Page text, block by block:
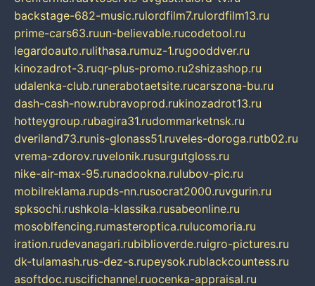
backstage-682-music.rulordfilm7.rulordfilm13.ru
prime-cars63.ruun-believable.rucodetool.ru
legardoauto.rulithasa.rumuz-1.rugooddver.ru
kinozadrot-3.ruqr-plus-promo.ru2shizashop.ru
udalenka-club.runerabotaetsite.rucarszona-bu.ru
dash-cash-now.rubravoprod.rukinozadrot13.ru
hotteygroup.rubagira31.rudommarketnsk.ru
dveriland73.runis-glonass51.ruveles-doroga.rutb02.ru
vrema-zdorov.ruvelonik.rusurgutgloss.ru
nike-air-max-95.runadookna.rulubov-pic.ru
mobilreklama.rupds-nn.rusocrat2000.ruvgurin.ru
spksochi.rushkola-klassika.rusabeonline.ru
mosoblfencing.rumasteroptica.rulucomoria.ru
iration.rudevanagari.rubiblioverde.ruigro-pictures.ru
dk-tulamash.rus-dez-s.rupeysok.rublackcountess.ru
asoftdoc.ruscifichannel.ruocenka-appraisal.ru